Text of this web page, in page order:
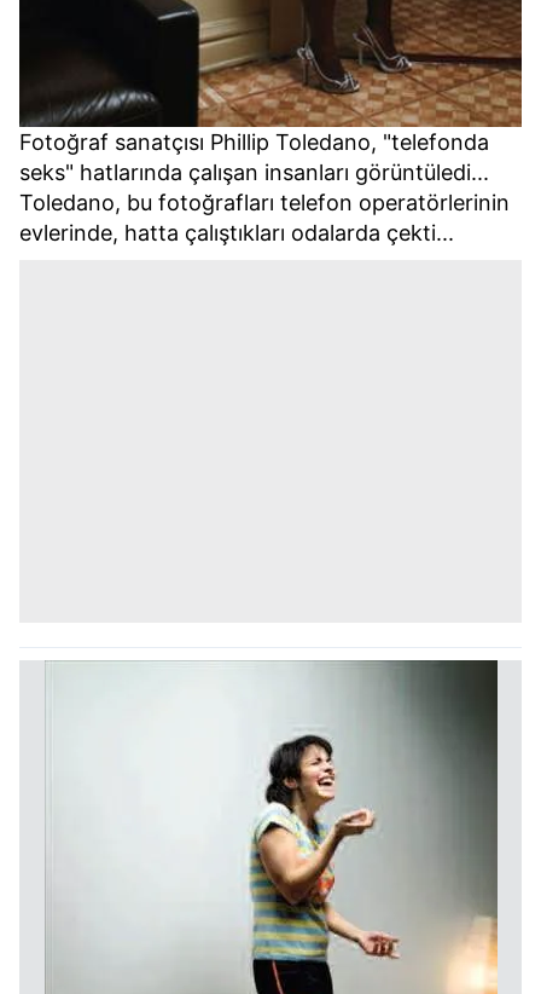
Fotoğraf sanatçısı Phillip Toledano, "telefonda
seks" hatlarında çalışan insanları görüntüledi...
Toledano, bu fotoğrafları telefon operatörlerinin
evlerinde, hatta çalıştıkları odalarda çekti...